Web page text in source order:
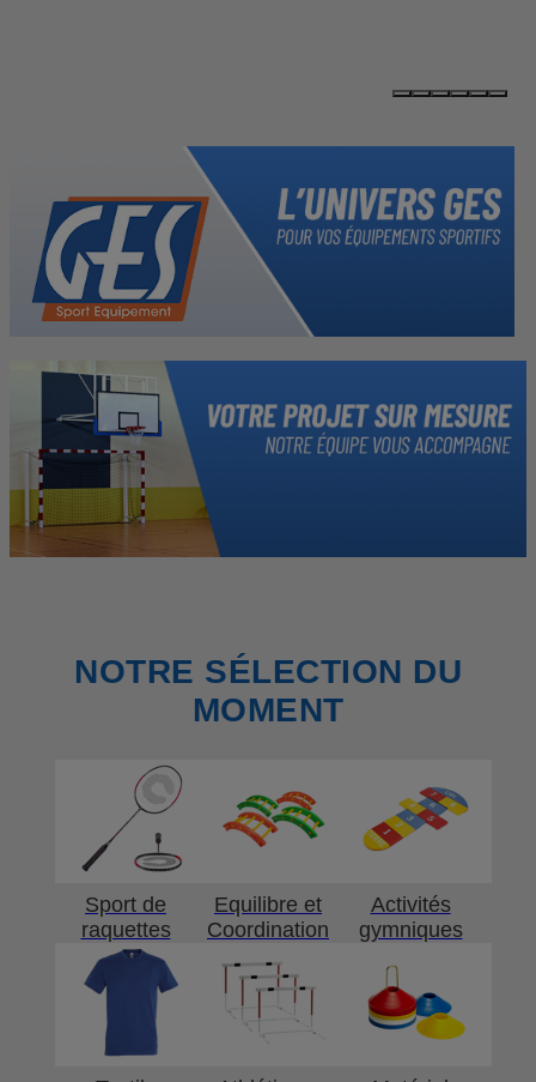
NOTRE SÉLECTION DU
MOMENT
Sport de
raquettes
Equilibre et
Coordination
Activités
gymniques